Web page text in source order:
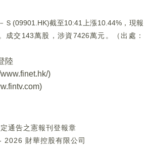
Ｓ(09901.HK)截至10:41上漲10.44%，現報
成交143萬股，涉資7426萬元。（出處：
陸
)
)
通告之憲報刊登報章
財華控股有限公司